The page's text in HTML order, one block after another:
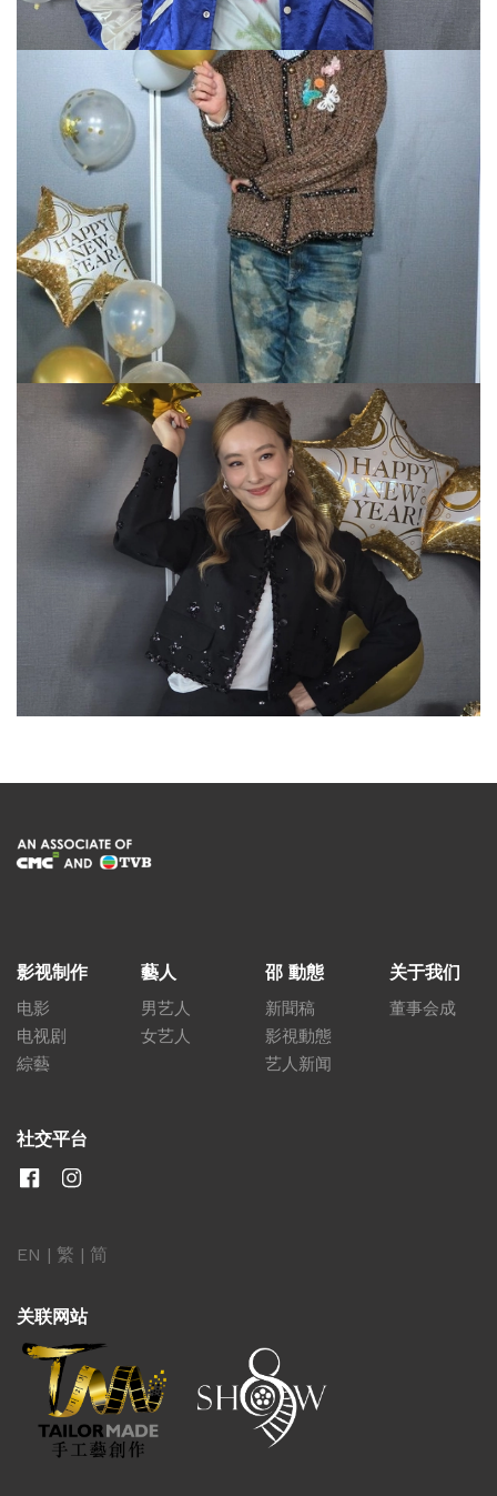
影视制作
电影
电视剧
綜藝
藝人
男艺人
女艺人
邵 動態
新聞稿
影視動態
艺人新闻
关于我们
董事会成
社交平台
EN | 繁 | 简
关联网站